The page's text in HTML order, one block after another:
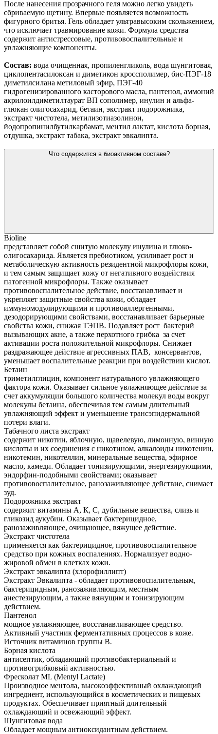
После нанесения прозрачного геля можно легко увидеть
сбриваемую щетину. Впервые появляется возможность
фигурного бритья. Гель обладает ультравысоким скольжением,
что исключает травмирование кожи. Формула средства
содержит антистрессовые, противовоспалительные и
увлажняющие компоненты.
Состав: вода очищенная, пропиленгликоль, вода шунгитовая,
циклопентасилоксан и диметикон кроссполимер, бис-ПЭГ-18
диметилсилана метиловый эфир, ПЭГ-40
гидрогенизированного касторового масла, пантенол, аммоний
акрилоилдиметилтаурат ВП сополимер, инулин и альфа-
глюкан олигосахарид, бетаин, экстракт подорожника,
экстракт чистотела, метилизотиазолинон,
йодопропинилбутилкарбамат, ментил лактат, кислота борная,
отдушка, экстракт табака, экстракт эвкалипта.
Что содержится в биоактивном составе?
Bioline
представляет собой сшитую молекулу инулина и глюко-
олигосахарида. Является пребиотиком, усиливает рост и
метаболическую активность резидентной микрофлоры кожи,
и тем самым защищает кожу от негативного воздействия
патогенной микрофлоры. Также оказывает
противовоспалительное действие, восстанавливает и
укрепляет защитные свойства кожи, обладает
иммуномодулирующими и противоаллергенными,
дезодорирующими свойствами, восстанавливает барьерные
свойства кожи, снижая ТЭПВ. Подавляет рост бактерий
вызывающих акне, а также перхотного грибка за счет
активации роста положительной микрофлоры. Снижает
раздражающее действие агрессивных ПАВ, консервантов,
уменьшает воспалительные реакции при воздействии кислот.
Бетаин
триметилглицин, компонент натурального увлажняющего
фактора кожи. Оказывает сильное увлажняющее действие за
счет аккумуляции большого количества молекул воды вокруг
молекулы бетаина, обеспечивая тем самым длительный
увлажняющий эффект и уменьшение трансэпидермальной
потери влаги.
Табачного листа экстракт
содержит никотин, яблочную, щавелевую, лимонную, винную
кислоты и их соединения с никотином, алкалоиды никотенин,
никотемин, никотеллин, минеральные вещества, эфирное
масло, камеди. Обладает тонизирующими, энергезирующими,
эндорфин-подобными свойствами; оказывает
противовоспалительное, ранозаживляющее действие, снимает
зуд.
Подорожника экстракт
содержит витамины А, К, С, дубильные вещества, слизь и
гликозид аукубин. Оказывает бактерицидное,
ранозаживляющее, очищающее, вяжущее действие.
Экстракт чистотела
применяется как бактерицидное, противовоспалительное
средство при кожных воспалениях. Нормализует водно-
жировой обмен в клетках кожи.
Экстракт эвкалипта (хлорофиллипт)
Экстракт Эвкалипта - обладает противовоспалительным,
бактерицидным, ранозаживляющим, местным
анестезирующим, а также вяжущим и тонизирующим
действием.
Пантенол
мощное увлажняющее, восстанавливающее средство.
Активный участник ферментативных процессов в коже.
Источник витаминов группы B.
Борная кислота
антисептик, обладающий противобактериальный и
противогрибковый активностью.
Фресколат ML (Mentyl Lactate)
Производное ментола, высокоэффективный охлаждающий
ингредиент, использующийся в косметических и пищевых
продуктах. Обеспечивает приятный длительный
охлаждающий и освежающий эффект.
Шунгитовая вода
Обладает мощным антиоксидантным действием.